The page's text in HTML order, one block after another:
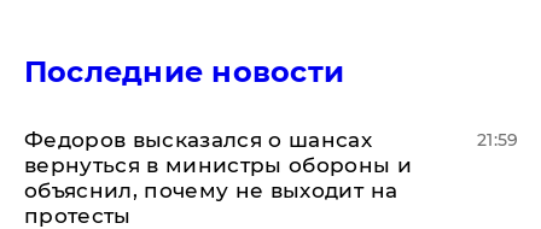
Последние новости
Федоров высказался о шансах
вернуться в министры обороны и
объяснил, почему не выходит на
протесты
21:59